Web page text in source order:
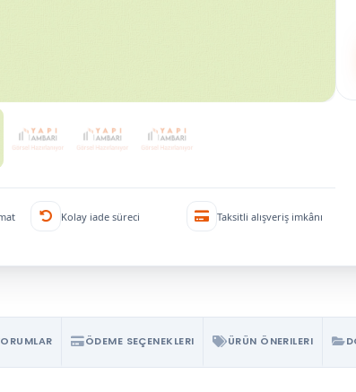
Kolay iade süreci Taksitli alışveriş imkânı
ÖDEME SEÇENEKLERI ÜRÜN ÖNERILERI